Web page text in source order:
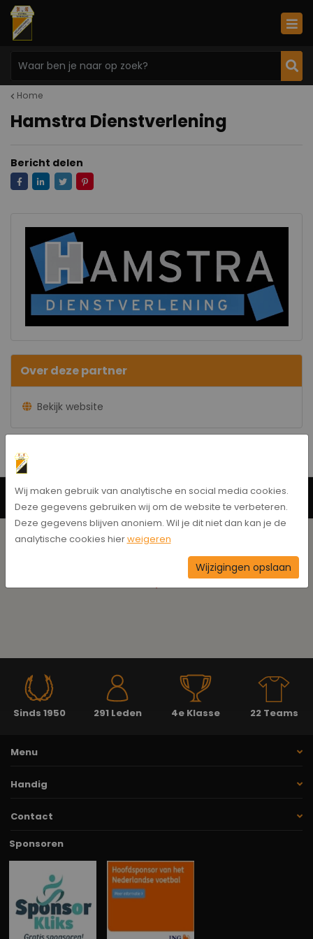
Home
Hamstra Dienstverlening
Bericht delen
Over deze partner
Bekijk website
Neem contact op
Sinds 1950 291 Leden 4e Klasse 22 Teams
Menu
Handig
Contact
Sponsoren
Wij maken gebruik van analytische en social media cookies.
Deze gegevens gebruiken wij om de website te verbeteren.
Deze gegevens blijven anoniem. Wil je dit niet dan kan je de
analytische cookies hierweigeren
Wijzigingen opslaan